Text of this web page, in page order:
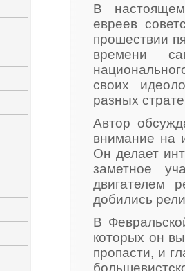
В настоящем
евреев
прошествии
времени
своих
разных
Автор
внимание на
Он делает
заметное
двигателем
добились
В
которых он
пропасти, и